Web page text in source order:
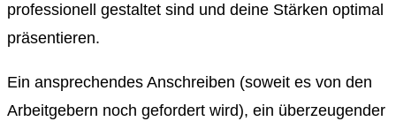
professionell gestaltet sind und deine Stärken optimal
präsentieren.
Ein ansprechendes Anschreiben (soweit es von den
Arbeitgebern noch gefordert wird), ein überzeugender